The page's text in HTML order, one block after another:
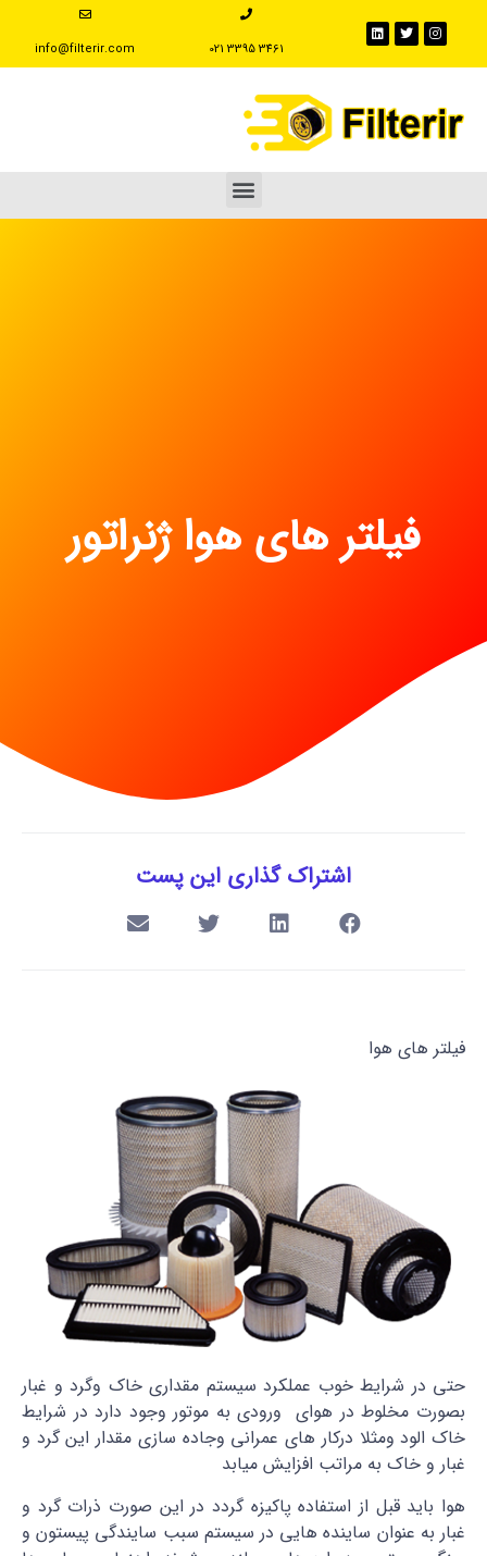
‪021 3395 3461
info@filterir.com
فیلتر های هوا ژنراتور
اشتراک گذاری این پست
فیلتر های هوا
حتی در شرایط خوب عملکرد سیستم مقداری خاک وگرد و غبار
بصورت مخلوط در هوای ورودی به موتور وجود دارد در شرایط
خاک الود ومثلا درکار های عمرانی وجاده سازی مقدار این گرد و
غبار و خاک به مراتب افزایش میابد
هوا باید قبل از استفاده پاکیزه گردد در این صورت ذرات گرد و
غبار به عنوان ساینده هایی در سیستم سبب سایندگی پیستون و